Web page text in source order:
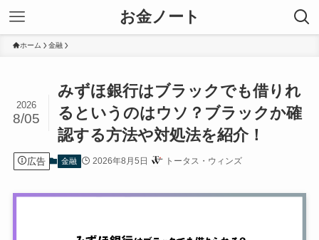
お金ノート
ホーム 金融
みずほ銀行はブラックでも借りれ
るというのはウソ？ブラックか確
認する方法や対処法を紹介！
2026
8/05
広告 金融 2026年8月5日 トータス・ウィンズ